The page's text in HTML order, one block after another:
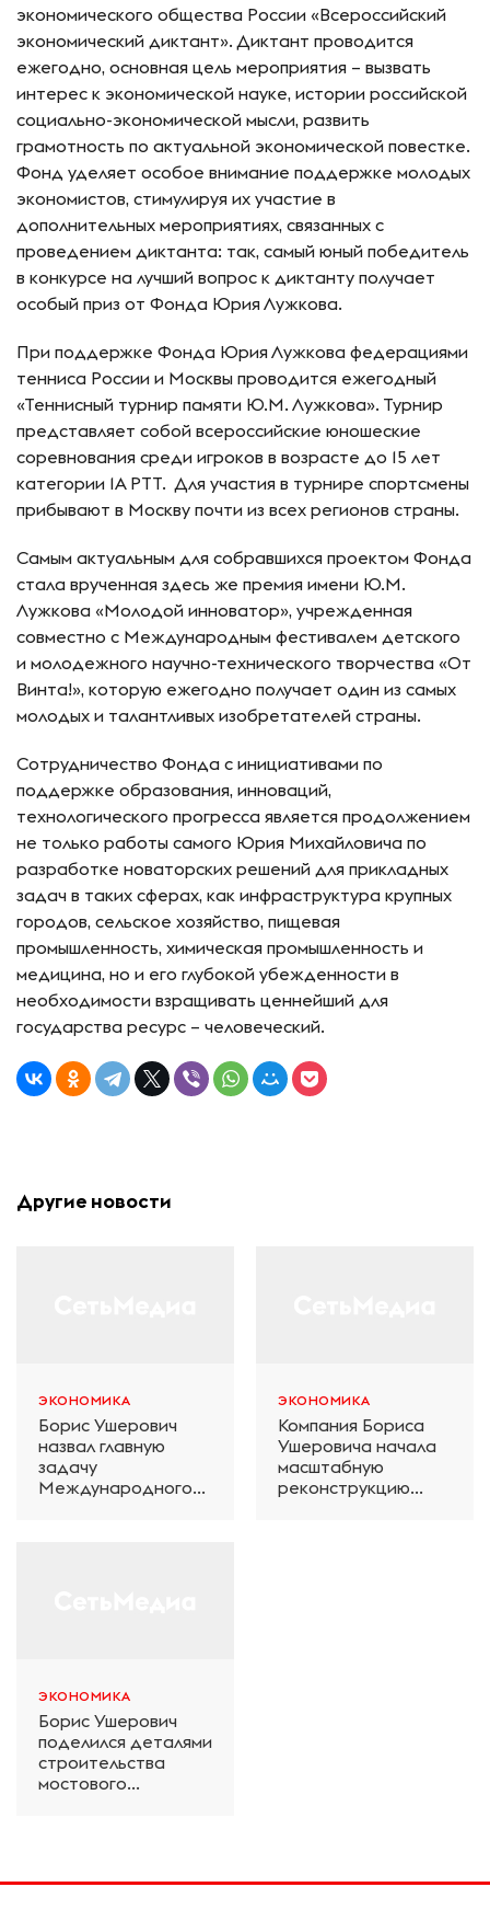
экономического общества России «Всероссийский
экономический диктант». Диктант проводится
ежегодно, основная цель мероприятия – вызвать
интерес к экономической науке, истории российской
социально-экономической мысли, развить
грамотность по актуальной экономической повестке.
Фонд уделяет особое внимание поддержке молодых
экономистов, стимулируя их участие в
дополнительных мероприятиях, связанных с
проведением диктанта: так, самый юный победитель
в конкурсе на лучший вопрос к диктанту получает
особый приз от Фонда Юрия Лужкова.
При поддержке Фонда Юрия Лужкова федерациями
тенниса России и Москвы проводится ежегодный
«Теннисный турнир памяти Ю.М. Лужкова». Турнир
представляет собой всероссийские юношеские
соревнования среди игроков в возрасте до 15 лет
категории 1А РТТ. Для участия в турнире спортсмены
прибывают в Москву почти из всех регионов страны.
Самым актуальным для собравшихся проектом Фонда
стала врученная здесь же премия имени Ю.М.
Лужкова «Молодой инноватор», учрежденная
совместно с Международным фестивалем детского
и молодежного научно-технического творчества «От
Винта!», которую ежегодно получает один из самых
молодых и талантливых изобретателей страны.
Сотрудничество Фонда с инициативами по
поддержке образования, инноваций,
технологического прогресса является продолжением
не только работы самого Юрия Михайловича по
разработке новаторских решений для прикладных
задач в таких сферах, как инфраструктура крупных
городов, сельское хозяйство, пищевая
промышленность, химическая промышленность и
медицина, но и его глубокой убежденности в
необходимости взращивать ценнейший для
государства ресурс – человеческий.
Другие новости
ЭКОНОМИКА
Борис Ушерович
назвал главную
задачу
Международного
ЭКОНОМИКА
Компания Бориса
Ушеровича начала
масштабную
реконструкцию
ЭКОНОМИКА
Борис Ушерович
поделился деталями
строительства
мостового